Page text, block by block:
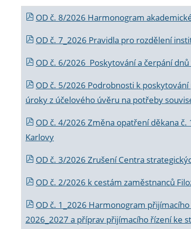
OD č. 8/2026 Harmonogram
OD č. 7_2026 Pravidla pro rozdělení
OD č. 6/2026 Poskytování a čerpání
OD č. 5/2026 Podrobnosti k
úroky z účelového úvěru na potřeby
OD č. 4/2026 Změna opatření děkana
Karlovy
OD č. 3/2026 Zrušení Centra
OD č. 2/2026 k cestám zaměstnanců
OD č. 1_2026 Harmonogram
2026_2027 a příprav přijímacího řízení ke